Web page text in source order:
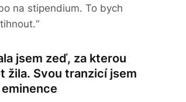
na stipendium. To bych
jsem zeď, za kterou
žila. Svou tranzicí jsem